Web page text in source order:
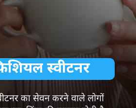
स्वीटनर
का सेवन करने वाले लोगों